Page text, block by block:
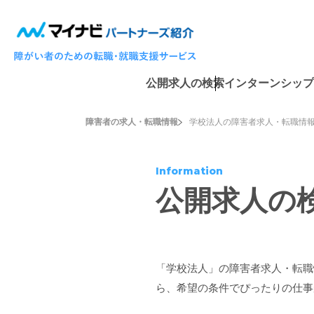
公開求人の検索インターンシッ
障害者の求人・転職情報 学校法人の障害者求人・転職情
Information
公開求人の
「学校法人」の障害者求人・転
ら、希望の条件でぴったりの仕